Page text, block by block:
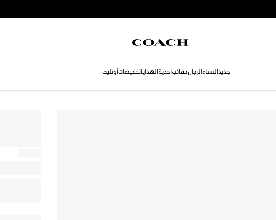
جديدالنساءالرجالحقائبأحذيةالهداياتخفيضاتأوتليت